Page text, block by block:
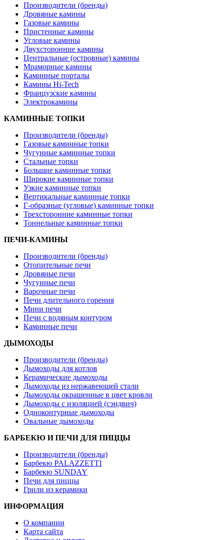
Производители (бренды)
Дровяные камины
Газовые камины
Пристенные камины
Угловые камины
Двухсторонние камины
Центральные (островные) камины
Мраморные камины
Каминные порталы
Камины Hi-Tech
Французские камины
Электрокамины
КАМИННЫЕ ТОПКИ
Производители (бренды)
Газовые каминные топки
Чугунные каминные топки
Стальные топки
Большие каминные топки
Широкие каминные топки
Узкие каминные топки
Вертикальные каминные топки
Г-образные (угловые) каминные топки
Трехсторонние каминные топки
Тоннельные каминные топки
ПЕЧИ-КАМИНЫ
Производители (бренды)
Отопительные печи
Дровяные печи
Чугунные печи
Варочные печи
Печи длительного горения
Мини печи
Печи с водяным контуром
Каминные печи
ДЫМОХОДЫ
Производители (бренды)
Дымоходы для котлов
Керамические дымоходы
Дымоходы из нержавеющей стали
Дымоходы окрашенные в цвет кровли
Дымоходы с изоляцией (сэндвич)
Одноконтурные дымоходы
Овальные дымоходы
БАРБЕКЮ И ПЕЧИ ДЛЯ ПИЦЦЫ
Производители (бренды)
Барбекю PALAZZETTI
Барбекю SUNDAY
Печи для пиццы
Грили из керамики
ИНФОРМАЦИЯ
О компании
Карта сайта